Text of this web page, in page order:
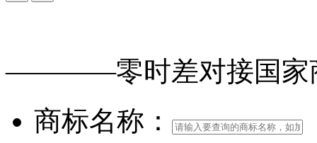
————零时差对接国
商标名称：